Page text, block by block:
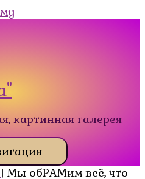
картинная галерея
| Мы обРАМим всё, что